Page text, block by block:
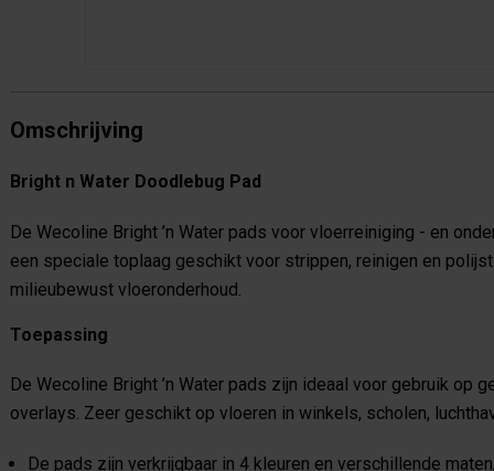
Omschrijving
Bright n Water Doodlebug Pad
De Wecoline Bright ’n Water pads voor vloerreiniging - en
een speciale toplaag geschikt voor strippen, reinigen en
milieubewust vloeronderhoud.
Toepassing
De Wecoline Bright ’n Water pads zijn ideaal voor gebruik op
overlays. Zeer geschikt op vloeren in winkels, scholen,
De pads zijn verkrijgbaar in 4 kleuren en verschillende